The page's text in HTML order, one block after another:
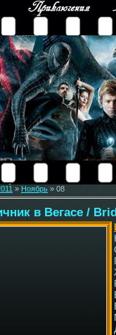
» Ноябрь » 08
в Вегасе /